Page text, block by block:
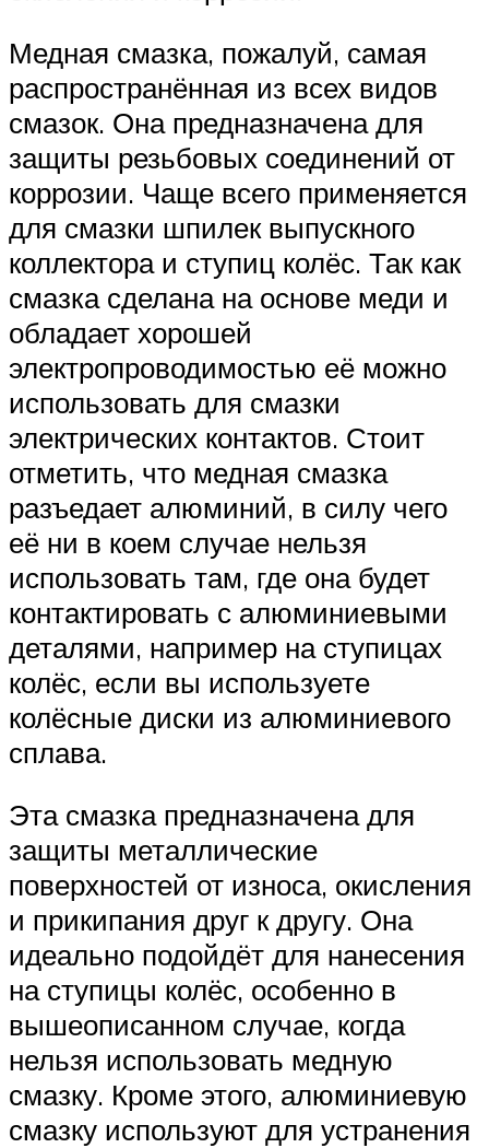
Медная смазка, пожалуй, самая
распространённая из всех видов
смазок. Она предназначена для
защиты резьбовых соединений от
коррозии. Чаще всего применяется
для смазки шпилек выпускного
коллектора и ступиц колёс. Так как
смазка сделана на основе меди и
обладает хорошей
электропроводимостью её можно
использовать для смазки
электрических контактов. Стоит
отметить, что медная смазка
разъедает алюминий, в силу чего
её ни в коем случае нельзя
использовать там, где она будет
контактировать с алюминиевыми
деталями, например на ступицах
колёс, если вы используете
колёсные диски из алюминиевого
сплава.
Эта смазка предназначена для
защиты металлические
поверхностей от износа, окисления
и прикипания друг к другу. Она
идеально подойдёт для нанесения
на ступицы колёс, особенно в
вышеописанном случае, когда
нельзя использовать медную
смазку. Кроме этого, алюминиевую
смазку используют для устранения